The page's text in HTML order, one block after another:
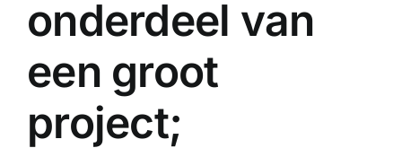
onderdeel van
een groot
project;